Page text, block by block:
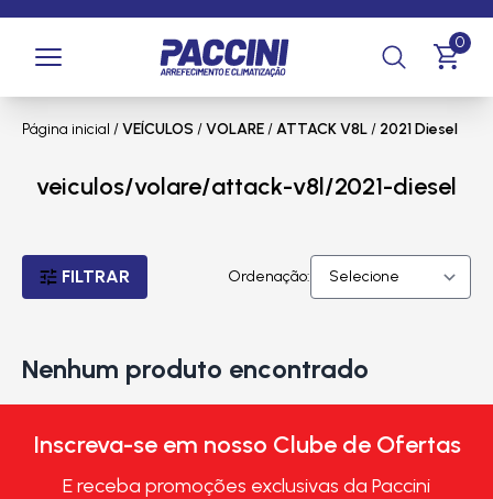
0
Página inicial /VEÍCULOS /VOLARE/ATTACK V8L/ 2021 Diesel
veiculos/volare/attack-v8l/2021-diesel
FILTRAR Ordenação:
Nenhum produto encontrado
Inscreva-se em nosso Clube de Ofertas
E receba promoções exclusivas da Paccini